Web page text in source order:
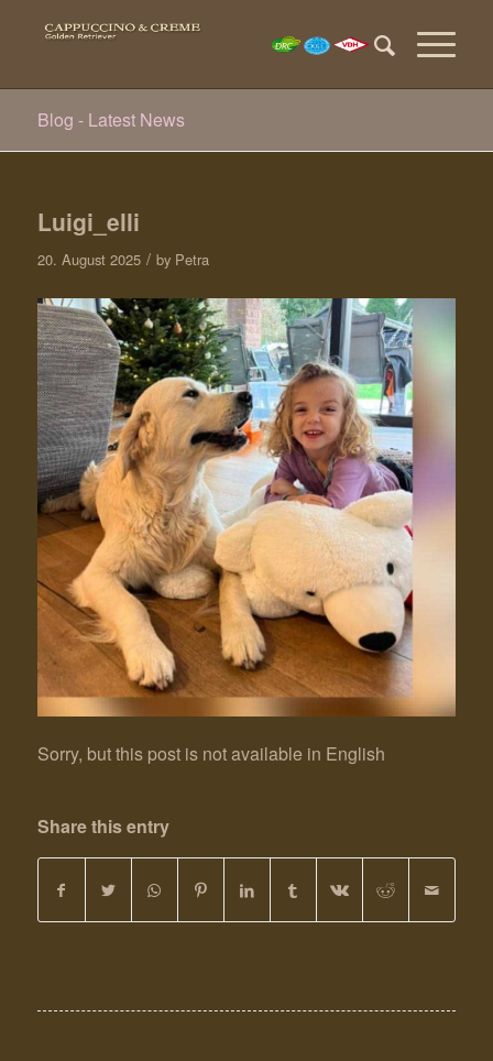
Blog - Latest News
Luigi_elli
20. August 2025 / by Petra
Sorry, but this post is not available in English
Share this entry